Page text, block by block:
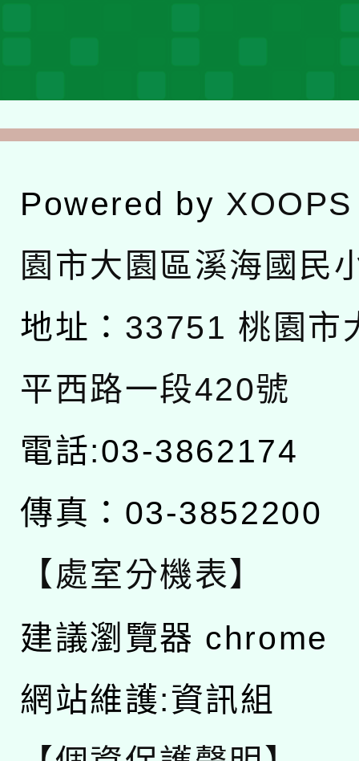
Powered by XOOPS
園市大園區溪海國民
地址： 33751 桃園市
平西路一段420號
電話:03-3862174
傳真：03-3852200
【處室分機表】
建議瀏覽器 chrome
網站維護:資訊組